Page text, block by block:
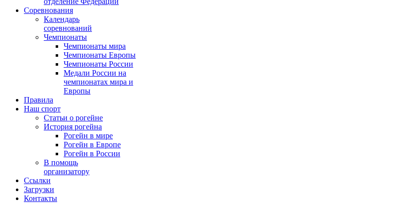
Соревнования
Календарь
соревнований
Чемпионаты
Чемпионаты мира
Чемпионаты Европы
Чемпионаты России
Медали России на
чемпионатах мира и
Европы
Правила
Наш спорт
Статьи о рогейне
История рогейна
Рогейн в мире
Рогейн в Европе
Рогейн в России
В помощь
организатору
Ссылки
Загрузки
Контакты